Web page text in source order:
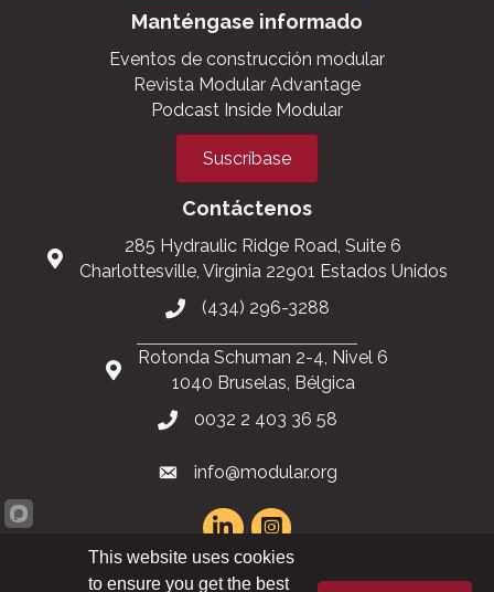
Manténgase informado
Eventos de construcción modular
Revista Modular Advantage
Podcast Inside Modular
Suscríbase
Contáctenos
285 Hydraulic Ridge Road, Suite 6
Charlottesville, Virginia 22901 Estados Unidos
(434) 296-3288
Rotonda Schuman 2-4, Nivel 6
1040 Bruselas, Bélgica
0032 2 403 36 58
info@modular.org
Mapa del sitio XML|Mapa del sitio HTML
This website uses cookies
to ensure you get the best